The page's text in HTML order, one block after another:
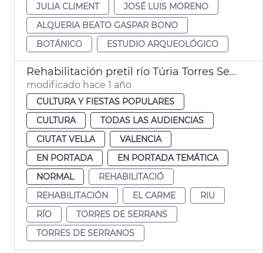
JULIA CLIMENT
JOSÉ LUIS MORENO
ALQUERIA BEATO GASPAR BONO
BOTÁNICO
ESTUDIO ARQUEOLÓGICO
Rehabilitación pretil río Túria Torres Serranos València
modificado hace 1 año
CULTURA Y FIESTAS POPULARES
CULTURA
TODAS LAS AUDIENCIAS
CIUTAT VELLA
VALENCIA
EN PORTADA
EN PORTADA TEMÁTICA
NORMAL
REHABILITACIÓ
REHABILITACIÓN
EL CARME
RIU
RÍO
TORRES DE SERRANS
TORRES DE SERRANOS